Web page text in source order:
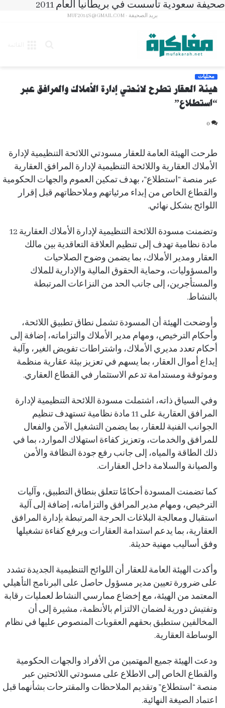
صحيفة سعودية تأسست في بريطانيا العام 2011
بريد الصحيفة - MUF2014S@GMAIL.COM
محليات
هيئة العقار تطرح لائحتي إدارة الأملاك والمرافق عبر
“استطلاع”
0
طرحت الهيئة العامة للعقار مسودتي اللائحة التنظيمية لإدارة
الأملاك العقارية واللائحة التنظيمية لإدارة المرافق العقارية
عبر منصة “استطلاع”، بهدف تمكين العموم والجهات الحكومية
والقطاع الخاص من إبداء مرئياتهم وملاحظاتهم قبل إقرار
اللوائح بشكل نهائي.
وتضمنت مسودة اللائحة التنظيمية لإدارة الأملاك العقارية 12
مادة نظامية تهدف إلى تنظيم العلاقة التعاقدية بين مالك
العقار ومدير الأملاك، بما يضمن وضوح الصلاحيات
والمسؤوليات، وحماية الحقوق المالية والإدارية للملاك
والمستأجرين، إلى جانب الحد من النزاعات المرتبطة
بالنشاط.
وأوضحت الهيئة أن المسودة تشمل نطاق تطبيق اللائحة،
وأحكام الترخيص، ومهام مدير الأملاك والتزاماته، إضافة إلى
أحكام تعدد مديري الأملاك، واشتراطات تفويض الغير، وآلية
إيداع أموال العقار، بما يسهم في تعزيز بيئة عقارية منظمة
وموثوقة ومستدامة تدعم الاستثمار في القطاع العقاري.
وفي السياق ذاته، اشتملت مسودة اللائحة التنظيمية لإدارة
المرافق العقارية على 11 مادة نظامية تستهدف تنظيم
الجوانب الفنية للعقار، بما يضمن التشغيل الآمن والفعال
للمرافق والخدمات، وتعزيز كفاءة استهلاك الموارد، بما في
ذلك الطاقة والمياه، إلى جانب رفع جودة النظافة والأمن
والصيانة والسلامة داخل العقارات.
كما تضمنت المسودة أحكامًا تتعلق بنطاق التطبيق، وآليات
الترخيص، ومهام مدير المرافق والتزاماته، إضافة إلى آلية
استقبال ومعالجة البلاغات الحرجة المرتبطة بإدارة المرافق
العقارية، بما يدعم استدامة العقارات ويرفع كفاءة تشغيلها
وفق أساليب مهنية حديثة.
وأكدت الهيئة العامة للعقار أن اللوائح التنظيمية الجديدة تشدد
على ضرورة تعيين مدير مسؤول حاصل على البرنامج التأهيلي
المعتمد من الهيئة، مع إخضاع ممارسي النشاط لعمليات رقابة
وتفتيش دورية لضمان الالتزام بالأنظمة، مشيرة إلى أن
المخالفين ستطبق بحقهم العقوبات المنصوص عليها في نظام
الوساطة العقارية.
ودعت الهيئة جميع المهتمين من الأفراد والجهات الحكومية
والقطاع الخاص إلى الاطلاع على مسودتي اللائحتين عبر
منصة “استطلاع” وتقديم الملاحظات والمقترحات بشأنهما قبل
اعتماد الصيغة النهائية.